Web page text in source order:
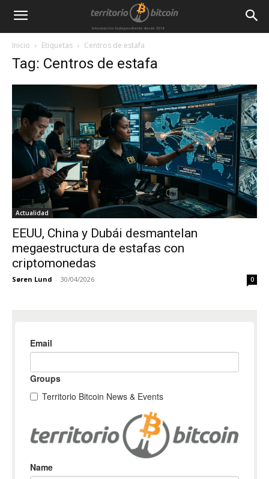
Inicio Etiquetas Centros de estafa
Tag: Centros de estafa
Actualidad
EEUU, China y Dubái desmantelan
megaestructura de estafas con
criptomonedas
Søren Lund - 30/04/2026 0